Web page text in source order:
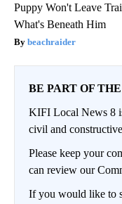
Puppy Won't Leave
What's Beneath Him
beachraider
BE PART OF
KIFI Local News 8
civil and
Please keep your
can review our
If you would like to